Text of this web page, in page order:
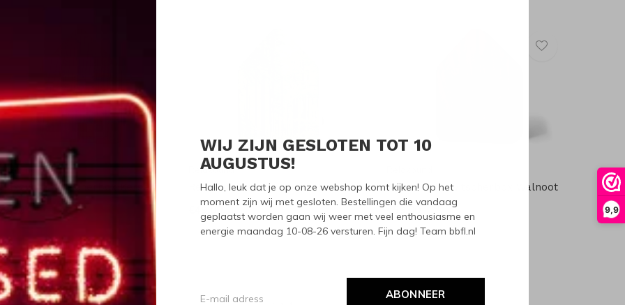
9,9
WIJ ZIJN GESLOTEN TOT 10
AUGUSTUS!
Hallo, leuk dat je op onze webshop komt kijken! Op het
moment zijn wij met gesloten. Bestellingen die vandaag
geplaatst worden gaan wij weer met veel enthousiasme en
energie maandag 10-08-26 versturen. Fijn dag! Team bbfl.nl
ABONNEER
Zwitscherbox Kersen
Relaxound
Relaxound Zwitscherbox Forest
€49,00
Relaxound Zwitscherbox Walnoot
€59,00